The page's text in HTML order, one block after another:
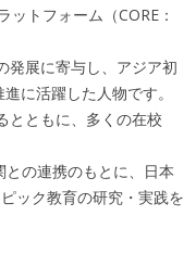
トフォーム（CORE：
発展に寄与し、アジア初
に活躍した人物です。
とともに、多くの在校
の連携のもとに、日本
ック教育の研究・実践を